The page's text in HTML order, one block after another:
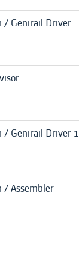
/ Genirail Driver
/ Genirail Driver 1
/ Assembler